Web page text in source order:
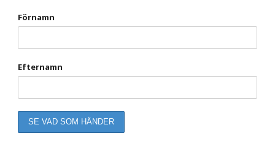
Förnamn
Efternamn